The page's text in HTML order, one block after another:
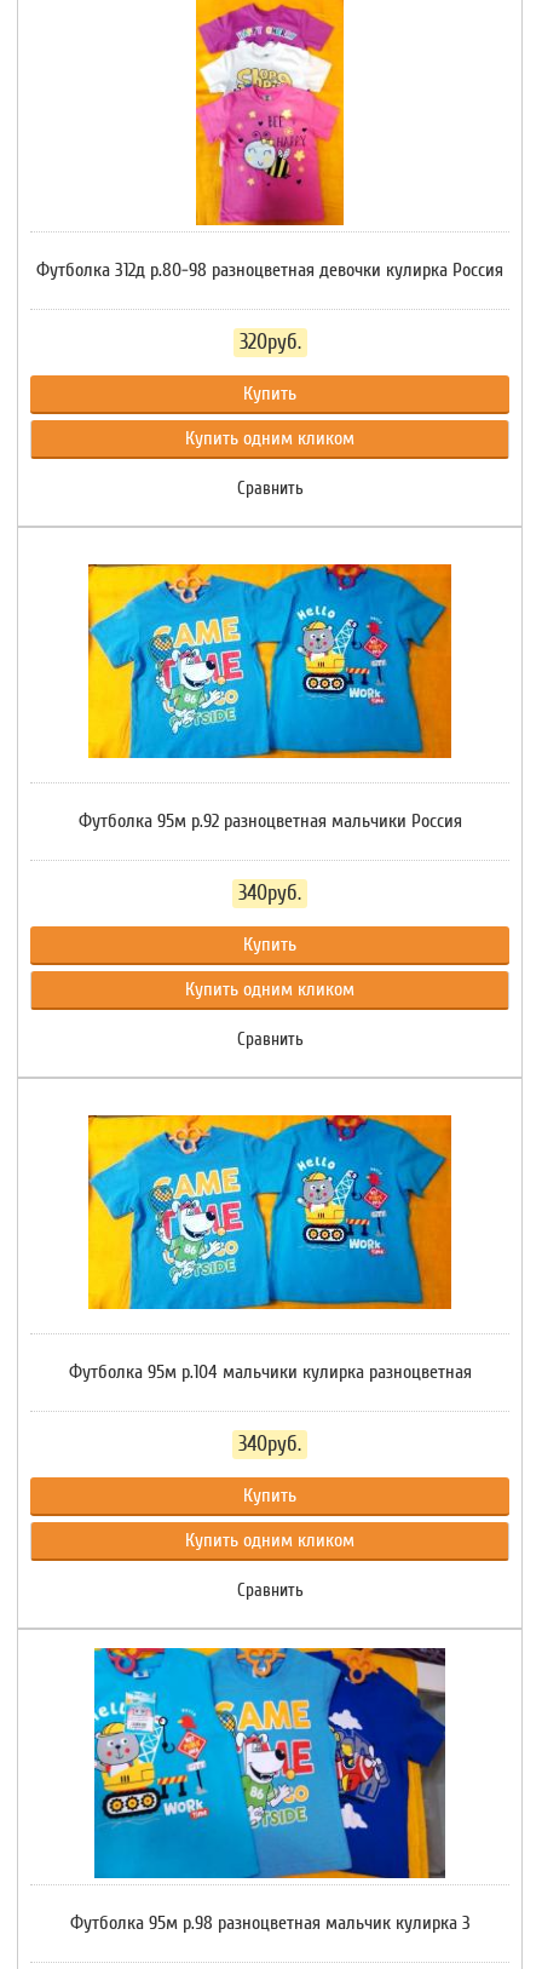
Футболка 312д р.80-98 разноцветная девочки кулирка Россия
320руб.
Купить
Купить одним кликом
Сравнить
Футболка 95м р.92 разноцветная мальчики Россия
340руб.
Купить
Купить одним кликом
Сравнить
Футболка 95м р.104 мальчики кулирка разноцветная
340руб.
Купить
Купить одним кликом
Сравнить
Футболка 95м р.98 разноцветная мальчик кулирка 3